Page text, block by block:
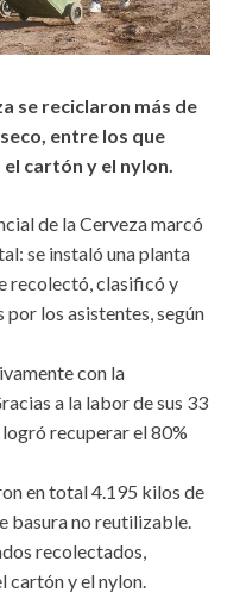
se reciclaron más de
entre los que
cartón y el nylon.
de la Cerveza marcó
se instaló una planta
recolectó, clasificó y
los asistentes, según
con la
a la labor de sus 33
recuperar el 80%
en total 4.195 kilos de
basura no reutilizable.
recolectados,
cartón y el nylon.